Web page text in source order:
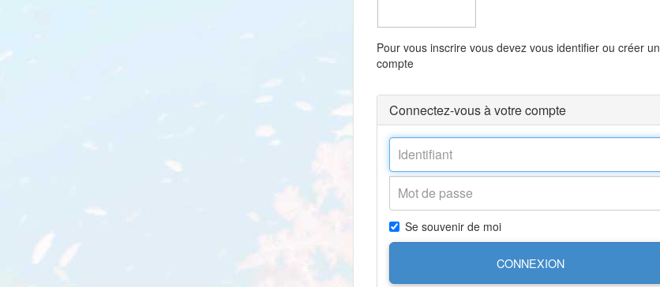
Pour vous inscrire vous devez vous identifier ou créer un
compte
Connectez-vous à votre compte
Se souvenir de moi
CONNEXION